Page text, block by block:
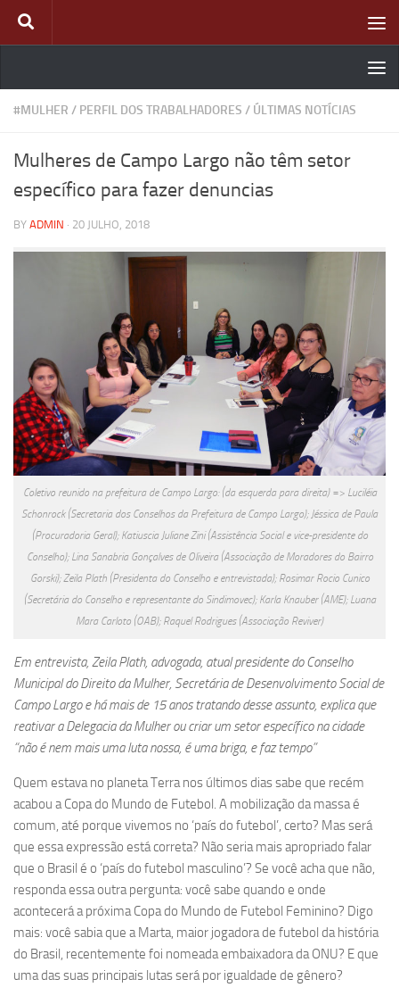
Skip to content
#MULHER / PERFIL DOS TRABALHADORES / ÚLTIMAS NOTÍCIAS
Mulheres de Campo Largo não têm setor
específico para fazer denuncias
BY ADMIN · 20 JULHO, 2018
Coletivo reunido na prefeitura de Campo Largo: (da esquerda para direita) => Luciléia
Schonrock (Secretaria dos Conselhos da Prefeitura de Campo Largo); Jéssica de Paula
(Procuradoria Geral); Katiuscia Juliane Zini (Assistência Social e vice-presidente do
Conselho); Lina Sanabria Gonçalves de Oliveira (Associação de Moradores do Bairro
Gorski); Zeila Plath (Presidenta do Conselho e entrevistada); Rosimar Rocio Cunico
(Secretária do Conselho e representante do Sindimovec); Karla Knauber (AME); Luana
Mara Carloto (OAB); Raquel Rodrigues (Associação Reviver)
Em entrevista, Zeila Plath, advogada, atual presidente do Conselho
Municipal do Direito da Mulher, Secretária de Desenvolvimento Social de
Campo Largo e há mais de 15 anos tratando desse assunto, explica que
reativar a Delegacia da Mulher ou criar um setor específico na cidade
“não é nem mais uma luta nossa, é uma briga, e faz tempo”
Quem estava no planeta Terra nos últimos dias sabe que recém
acabou a Copa do Mundo de Futebol. A mobilização da massa é
comum, até porque vivemos no ‘país do futebol’, certo? Mas será
que essa expressão está correta? Não seria mais apropriado falar
que o Brasil é o ‘país do futebol masculino’? Se você acha que não,
responda essa outra pergunta: você sabe quando e onde
acontecerá a próxima Copa do Mundo de Futebol Feminino? Digo
mais: você sabia que a Marta, maior jogadora de futebol da história
do Brasil, recentemente foi nomeada embaixadora da ONU? E que
uma das suas principais lutas será por igualdade de gênero?